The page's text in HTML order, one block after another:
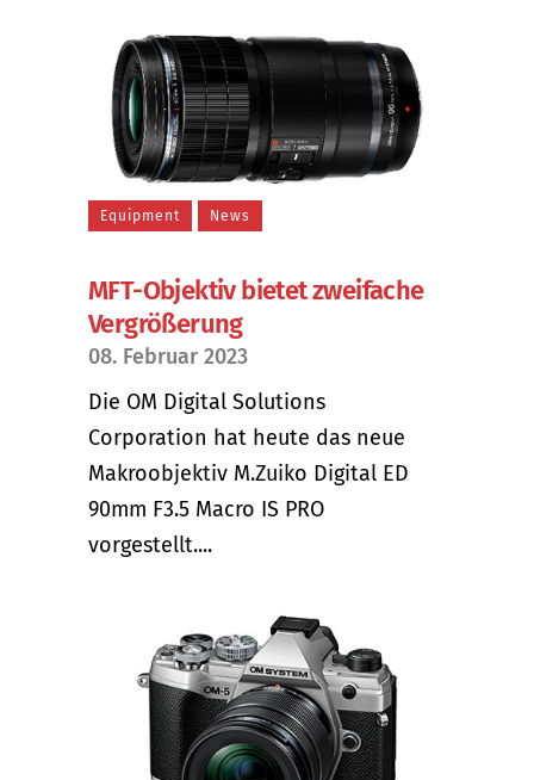
Equipment News
MFT-Objektiv bietet zweifache
Vergrößerung
08. Februar 2023
Die OM Digital Solutions
Corporation hat heute das neue
Makroobjektiv M.Zuiko Digital ED
90mm F3.5 Macro IS PRO
vorgestellt....